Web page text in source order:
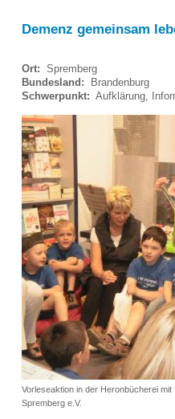
Demenz gemeinsam
Ort: Spremberg
Bundesland:
Brandenburg
Schwerpunkt: Aufklärung,
Vorleseaktion in der Heronbücherei
Spremberg e.V.